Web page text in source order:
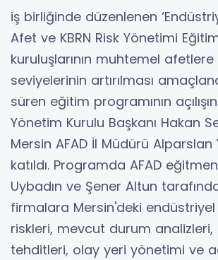
iş birliğinde düzenlenen
Afet ve KBRN Risk Yönetimi
kuruluşlarının muhtemel afetlere
seviyelerinin artırılması
süren eğitim programının
Yönetim Kurulu Başkanı Hakan
Mersin AFAD İl Müdürü Alparslan
katıldı. Programda AFAD
Uybadın ve Şener Altun
firmalara Mersin'deki
riskleri, mevcut durum analizleri,
tehditleri, olay yeri yönetimi ve